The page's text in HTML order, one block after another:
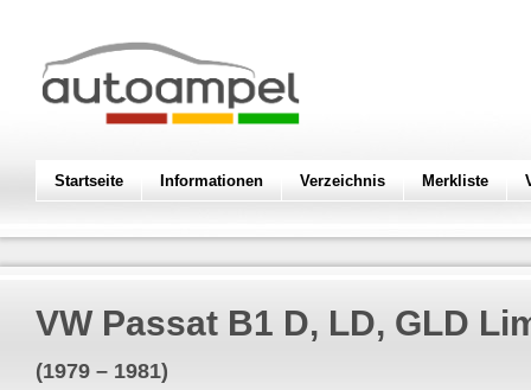
Startseite Informationen Verzeichnis Merkliste
VW Passat B1 D, LD, GLD
(1979 – 1981)